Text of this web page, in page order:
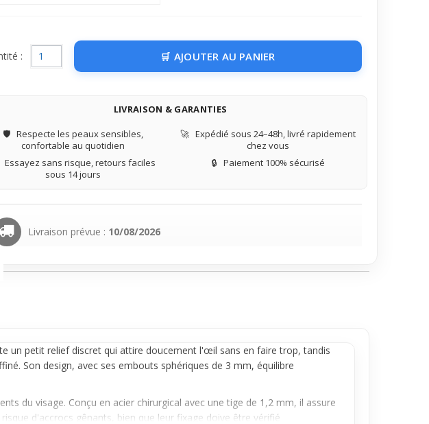
: AJOUTER AU PANIER
LIVRAISON & GARANTIES
🛡️ Respecte les peaux sensibles,
confortable au quotidien
🚀 Expédié sous 24–48h, livré rapidement
chez vous
Essayez sans risque, retours faciles
sous 14 jours
🔒 Paiement 100% sécurisé
Livraison prévue : 10/08/2026
un petit relief discretqui attire doucement l'œil sans en faire trop, tandis
Son design, avec ses embouts sphériques de 3 mm, équilibre
du visage. Conçu en acier chirurgical avec une tige de 1,2 mm, il assure
d'accrocs gênants, bien que leur fixage doive être vérifié